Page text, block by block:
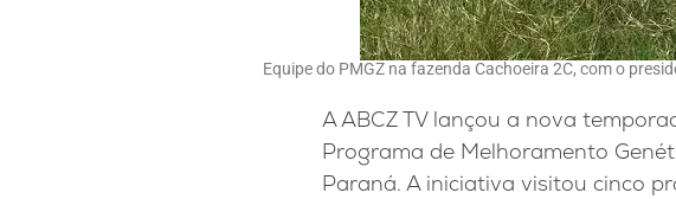
Equipe do PMGZ na fazenda Cachoeira 2C, com o
A ABCZ TV lançou a nova
Programa de Melhoramento
Paraná. A iniciativa visitou cinco